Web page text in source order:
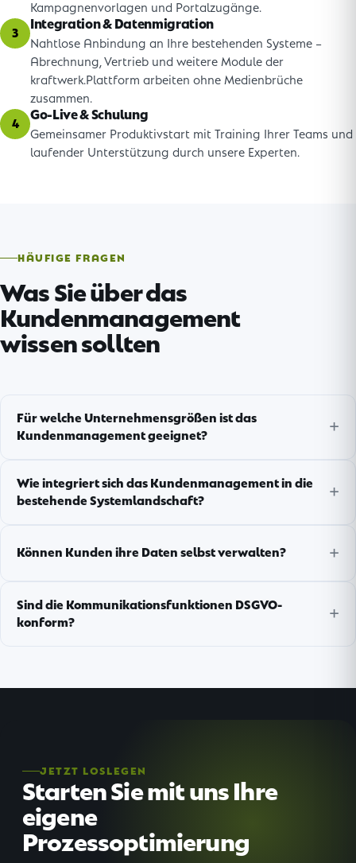
Kampagnenvorlagen und Portalzugänge.
3
Integration & Datenmigration
Nahtlose Anbindung an Ihre bestehenden Systeme –
Abrechnung, Vertrieb und weitere Module der
kraftwerk.Plattform arbeiten ohne Medienbrüche
zusammen.
4
Go-Live & Schulung
Gemeinsamer Produktivstart mit Training Ihrer Teams und
laufender Unterstützung durch unsere Experten.
HÄUFIGE FRAGEN
Was Sie über das
Kundenmanagement
wissen sollten
Für welche Unternehmensgrößen ist das
Kundenmanagement geeignet?
Wie integriert sich das Kundenmanagement in die
bestehende Systemlandschaft?
Können Kunden ihre Daten selbst verwalten?
Sind die Kommunikationsfunktionen DSGVO-
konform?
JETZT LOSLEGEN
Starten Sie mit uns Ihre
eigene
Prozessoptimierung